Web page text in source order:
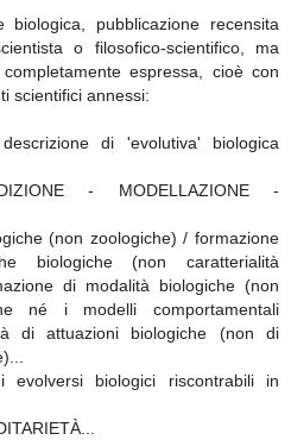
biologica, pubblicazione recensita
o filosofico-scientifico, ma
espressa, cioè con
scientifici annessi:
di 'evolutiva' biologica
- MODELLAZIONE -
(non zoologiche) / formazione
biologiche (non caratterialità
di modalità biologiche (non
né i modelli comportamentali
di attuazioni biologiche (non di
evolversi biologici riscontrabili in